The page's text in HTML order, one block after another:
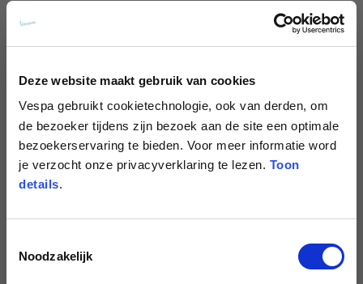
Deze website maakt gebruik van cookies
Vespa gebruikt cookietechnologie, ook van derden, om
de bezoeker tijdens zijn bezoek aan de site een optimale
bezoekerservaring te bieden. Voor meer informatie word
je verzocht onze privacyverklaring te lezen. Toon
details.
Noodzakelijk
€279.00
11 kleuren
Jethelm Visor Argentario